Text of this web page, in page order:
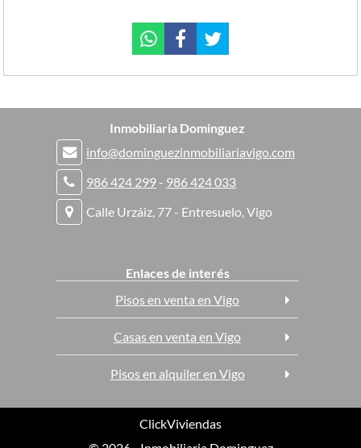
Inmobiliaria Dominguez
info@dominguezinmobiliariavigo.com
986 424 299 - 986 424 033
Calle Urzáiz, 77 - Entresuelo, Vigo
Enlaces de interés
Pisos en venta en Vigo
Casas en venta en Vigo
Pisos en alquiler en Vigo
ClickViviendas